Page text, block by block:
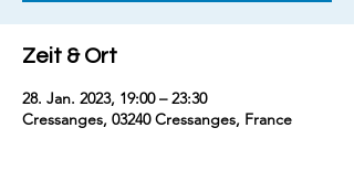
Zeit & Ort
28. Jan. 2023, 19:00 – 23:30
Cressanges, 03240 Cressanges, France